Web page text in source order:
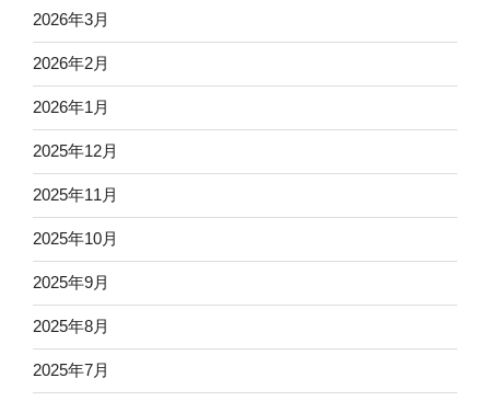
2026年3月
2026年2月
2026年1月
2025年12月
2025年11月
2025年10月
2025年9月
2025年8月
2025年7月